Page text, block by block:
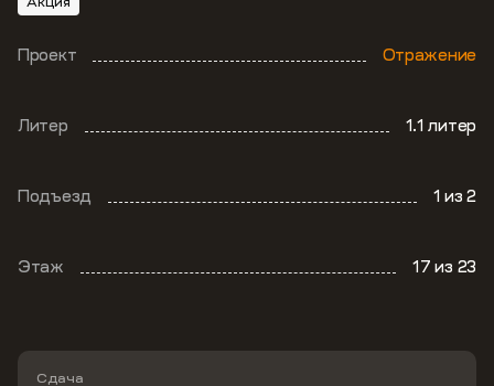
Проект Отражение
Литер 1.1 литер
Подъезд 1из 2
Этаж 17из 23
Сдача